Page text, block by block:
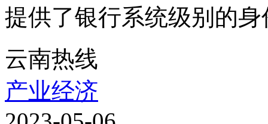
提供了银行系统级别的
云南热线
产业经济